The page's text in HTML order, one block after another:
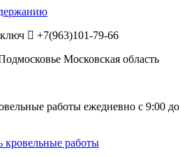
+7(963)101-79-66
работы ежедневно c 9:00 до
кровельные работы